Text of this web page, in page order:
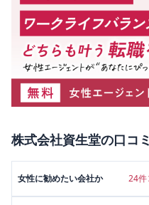
株式会社資生堂の口コミ
女性に勧めたい会社か 24件